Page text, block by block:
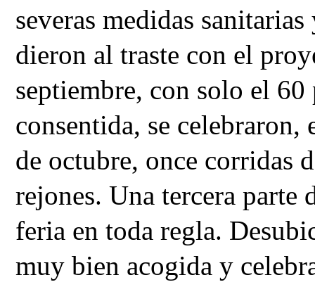
severas medidas
dieron al traste con el
septiembre, con solo el
consentida, se
de octubre, once corridas
rejones. Una tercera parte
feria en toda regla.
muy bien acogida y